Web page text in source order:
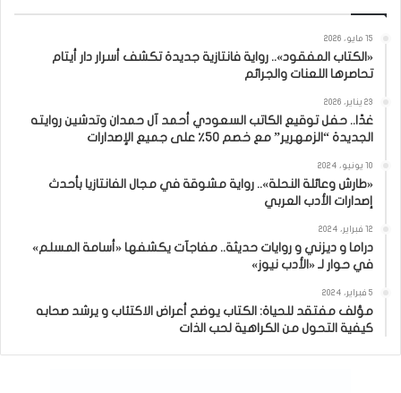
15 مايو، 2026
«الكتاب المفقود».. رواية فانتازية جديدة تكشف أسرار دار أيتام
تحاصرها اللعنات والجرائم
23 يناير، 2026
غدًا.. حفل توقيع الكاتب السعودي أحمد آل حمدان وتدشين روايته
الجديدة “الزمهرير” مع خصم 50٪ على جميع الإصدارات
10 يونيو، 2024
«طارش وعائلة النحلة».. رواية مشوقة في مجال الفانتازيا بأحدث
إصدارات الأدب العربي
12 فبراير، 2024
دراما و ديزني و روايات حديثة.. مفاجآت يكشفها «أسامة المسلم»
في حوار لـ «الأدب نيوز»
5 فبراير، 2024
مؤلف مفتقد للحياة: الكتاب يوضح أعراض الاكتئاب و يرشد صحابه
كيفية التحول من الكراهية لحب الذات